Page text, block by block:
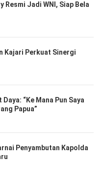
Resmi Jadi WNI, Siap Bela
Kajari Perkuat Sinergi
“Ke Mana Pun Saya
Papua”
Penyambutan Kapolda